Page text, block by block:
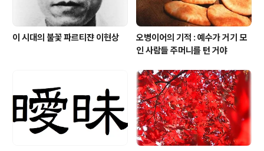
이 시대의 불꽃 파르티쟌 이현상
오병이어의 기적 : 예수가 거기 모
인 사람들 주머니를 턴 거야